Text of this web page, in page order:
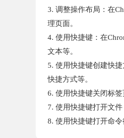
3. 调整操作布局：在
理页面。
4. 使用快捷键：在
文本等。
5. 使用快捷键创建快
快捷方式等。
6. 使用快捷键关闭标
7. 使用快捷键打开文
8. 使用快捷键打开命令